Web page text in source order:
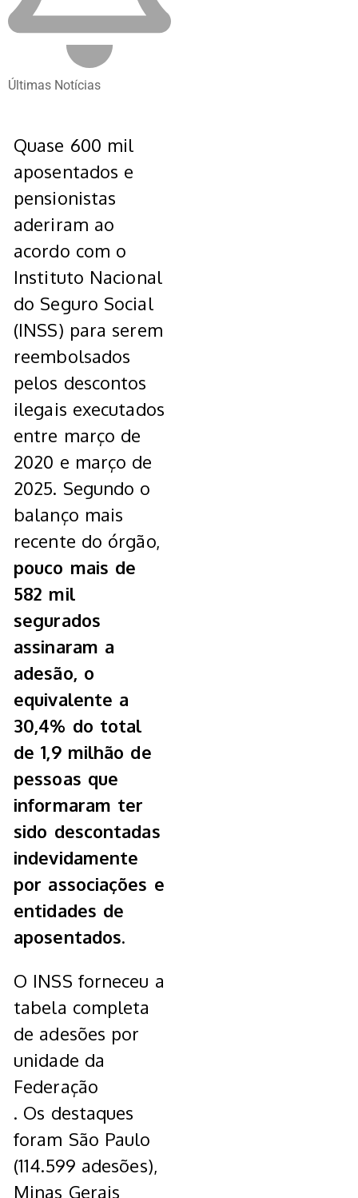
Últimas Notícias
Quase 600 mil
aposentados e
pensionistas
aderiram ao
acordo com o
Instituto Nacional
do Seguro Social
(INSS) para serem
reembolsados
pelos descontos
ilegais executados
entre março de
2020 e março de
2025. Segundo o
balanço mais
recente do órgão,
pouco mais de
582 mil
segurados
assinaram a
adesão, o
equivalente a
30,4% do total
de 1,9 milhão de
pessoas que
informaram ter
sido descontadas
indevidamente
por associações e
entidades de
aposentados.
O INSS forneceu a
tabela completa
de adesões por
unidade da
Federação
. Os destaques
foram São Paulo
(114.599 adesões),
Minas Gerais